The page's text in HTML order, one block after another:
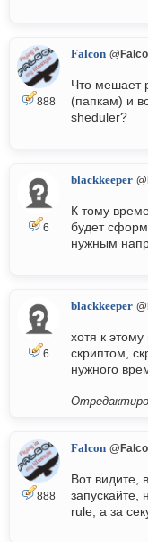
888
Falcon
Что мешает
(папкам) и
sheduler?
6
blackkeeper
К тому
будет
нужным
6
blackkeeper
хотя к
скриптом,
нужного
888
Falcon
Вот видите,
запускайте,
rule, а за